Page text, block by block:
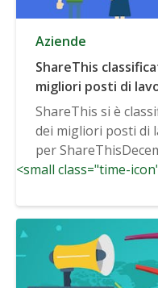
Aziende
ShareThis
migliori posti di
2017
ShareThis si è
dei migliori posti di
per
<small class="time-